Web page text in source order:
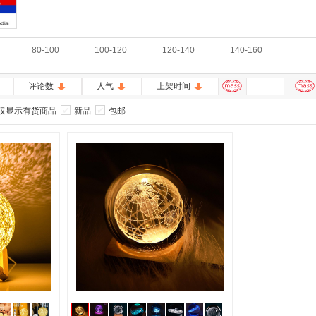
80-100 100-120 120-140 140-160
评论数 人气 上架时间 -
显示有货商品 新品 包邮